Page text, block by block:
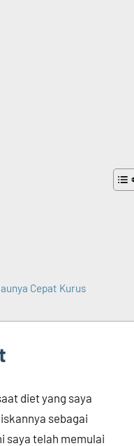
Cepat Kurus
diet yang saya
sebagai
saya telah memulai